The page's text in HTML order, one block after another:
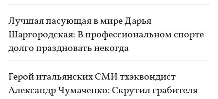
Лучшая пасующая в мире Дарья
Шаргородская: В профессиональном спорте
долго праздновать некогда
Герой итальянских СМИ тхэквондист
Александр Чумаченко: Скрутил грабителя